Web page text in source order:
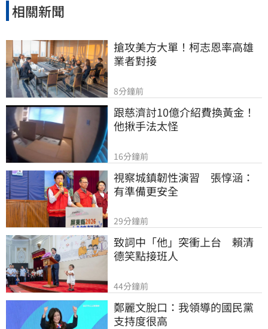
相關新聞
搶攻美方大單！柯志恩率高雄
業者對接
8分鐘前
跟慈濟討10億介紹費換黃金！
他揪手法太怪
16分鐘前
視察城鎮韌性演習　張惇涵：
有準備更安全
29分鐘前
致詞中「他」突衝上台　賴清
德笑點接班人
44分鐘前
鄭麗文脫口：我領導的國民黨
支持度很高